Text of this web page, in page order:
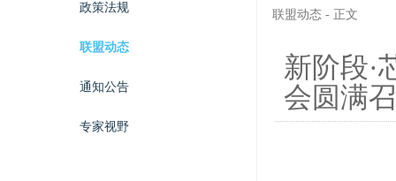
政策法规
联盟动态
通知公告
专家视野
联盟动态 - 正文
新阶段·
会圆满